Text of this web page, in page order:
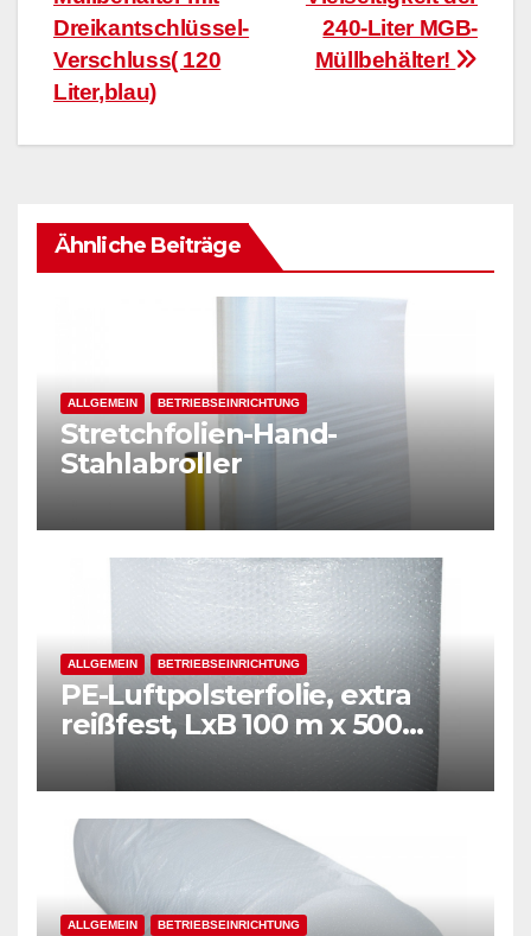
240-Liter MGB-
Müllbehälter!
Dreikantschlüssel-
Verschluss( 120
Liter,blau)
Ähnliche Beiträge
ALLGEMEIN BETRIEBSEINRICHTUNG
Stretchfolien-Hand-
Stahlabroller
ALLGEMEIN BETRIEBSEINRICHTUNG
PE-Luftpolsterfolie, extra
reißfest, LxB 100 m x 500
mm, Stärke 50 mµ, 2-Schicht-
Folie, transparent
ALLGEMEIN BETRIEBSEINRICHTUNG